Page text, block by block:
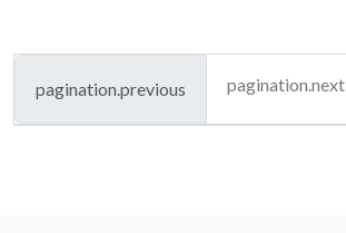
pagination.previous pagination.next